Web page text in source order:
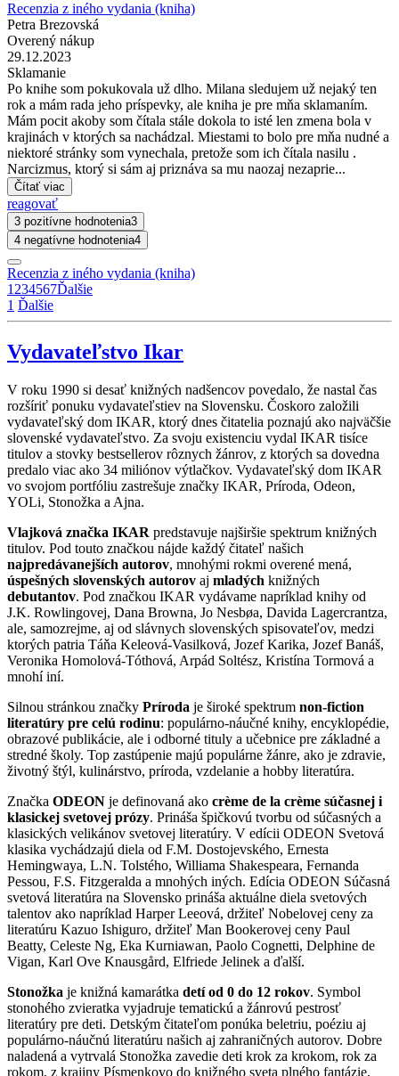
Recenzia z iného vydania (kniha)
Petra Brezovská
Overený nákup
29.12.2023
Sklamanie
Po knihe som pokukovala už dlho. Milana sledujem už nejaký ten
rok a mám rada jeho príspevky, ale kniha je pre mňa sklamaním.
Mám pocit akoby som čítala stále dokola to isté len zmena bola v
krajinách v ktorých sa nachádzal. Miestami to bolo pre mňa nudné a
niektoré stránky som vynechala, pretože som ich čítala nasilu .
Narcizmus, ktorý si sám aj priznáva sa mu naozaj nezaprie...
Čítať viac
reagovať
3 pozitívne hodnotenia3
4 negatívne hodnotenia4
Recenzia z iného vydania (kniha)
1234567Ďalšie
1 Ďalšie
Vydavateľstvo Ikar
V roku 1990 si desať knižných nadšencov povedalo, že nastal čas
rozšíriť ponuku vydavateľstiev na Slovensku. Čoskoro založili
vydavateľský dom IKAR, ktorý dnes čitatelia poznajú ako najväčšie
slovenské vydavateľstvo. Za svoju existenciu vydal IKAR tisíce
titulov a stovky bestsellerov rôznych žánrov, z ktorých sa dovedna
predalo viac ako 34 miliónov výtlačkov. Vydavateľský dom IKAR
vo svojom portfóliu zastrešuje značky IKAR, Príroda, Odeon,
YOLi, Stonožka a Ajna.
Vlajková značka IKAR predstavuje najširšie spektrum knižných
titulov. Pod touto značkou nájde každý čitateľ našich
najpredávanejších autorov, mnohými rokmi overené mená,
úspešných slovenských autorov aj mladých knižných
debutantov. Pod značkou IKAR vydávame napríklad knihy od
J.K. Rowlingovej, Dana Browna, Jo Nesbøa, Davida Lagercrantza,
ale, samozrejme, aj od slávnych slovenských spisovateľov, medzi
ktorých patria Táňa Keleová-Vasilková, Jozef Karika, Jozef Banáš,
Veronika Homolová-Tóthová, Arpád Soltész, Kristína Tormová a
mnohí iní.
Silnou stránkou značky Príroda je široké spektrum non-fiction
literatúry pre celú rodinu: populárno-náučné knihy, encyklopédie,
obrazové publikácie, ale i odborné tituly a učebnice pre základné a
stredné školy. Top zastúpenie majú populárne žánre, ako je zdravie,
životný štýl, kulinárstvo, príroda, vzdelanie a hobby literatúra.
Značka ODEON je definovaná ako crème de la crème súčasnej i
klasickej svetovej prózy. Prináša špičkovú tvorbu od súčasných a
klasických velikánov svetovej literatúry. V edícii ODEON Svetová
klasika vychádzajú diela od F.M. Dostojevského, Ernesta
Hemingwaya, L.N. Tolstého, Williama Shakespeara, Fernanda
Pessou, F.S. Fitzgeralda a mnohých iných. Edícia ODEON Súčasná
svetová literatúra na Slovensko prináša aktuálne diela svetových
talentov ako napríklad Harper Leeová, držiteľ Nobelovej ceny za
literatúru Kazuo Ishiguro, držiteľ Man Bookerovej ceny Paul
Beatty, Celeste Ng, Eka Kurniawan, Paolo Cognetti, Delphine de
Vigan, Karl Ove Knausgård, Elfriede Jelinek a ďalší.
Stonožka je knižná kamarátka detí od 0 do 12 rokov. Symbol
stonohého zvieratka vyjadruje tematickú a žánrovú pestrosť
literatúry pre deti. Detským čitateľom ponúka beletriu, poéziu aj
populárno-náučnú literatúru našich aj zahraničných autorov. Dobre
naladená a vytrvalá Stonožka zavedie deti krok za krokom, rok za
rokom, z krajiny Písmenkovo do knižného sveta plného fantázie,